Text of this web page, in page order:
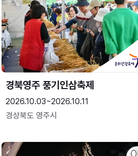
경북영주 풍기인삼축제
2026.10.03~2026.10.11
경상북도 영주시